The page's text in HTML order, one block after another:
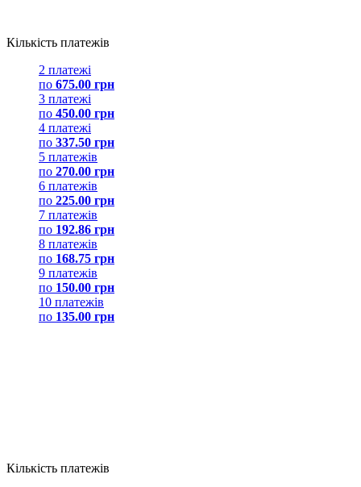
Кількість платежів
2 платежі
по 675.00 грн
3 платежі
по 450.00 грн
4 платежі
по 337.50 грн
5 платежів
по 270.00 грн
6 платежів
по 225.00 грн
7 платежів
по 192.86 грн
8 платежів
по 168.75 грн
9 платежів
по 150.00 грн
10 платежів
по 135.00 грн
Кількість платежів